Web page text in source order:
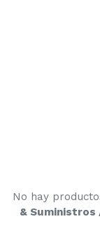
No hay
& Suministros